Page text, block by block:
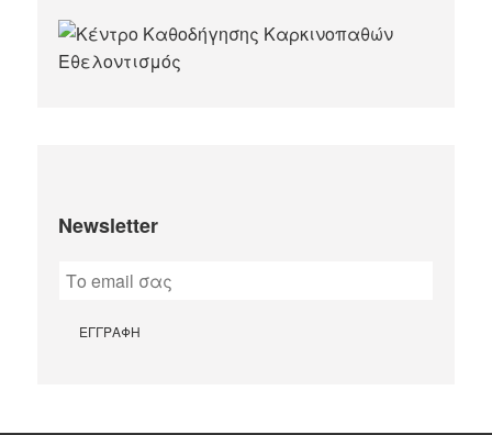
Newsletter